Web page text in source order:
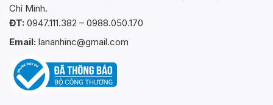
Chí Minh.
ĐT: 0947.111.382 – 0988.050.170
Email: lananhinc@gmail.com